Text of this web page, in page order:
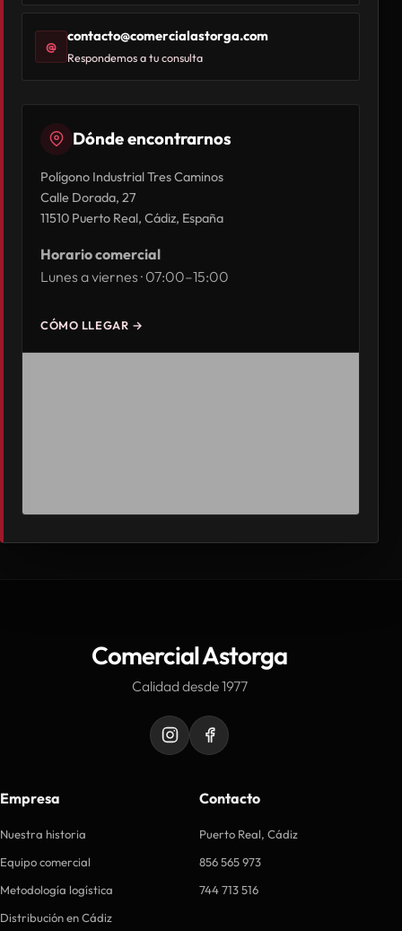
@
contacto@comercialastorga.com
Respondemos a tu consulta
Dónde encontrarnos
Polígono Industrial Tres Caminos
Calle Dorada, 27
11510 Puerto Real, Cádiz, España
Horario comercial
Lunes a viernes · 07:00–15:00
CÓMO LLEGAR →
Comercial Astorga
Calidad desde 1977
Empresa
Nuestra historia
Equipo comercial
Metodología logística
Distribución en Cádiz
Contacto
Puerto Real, Cádiz
856 565 973
744 713 516